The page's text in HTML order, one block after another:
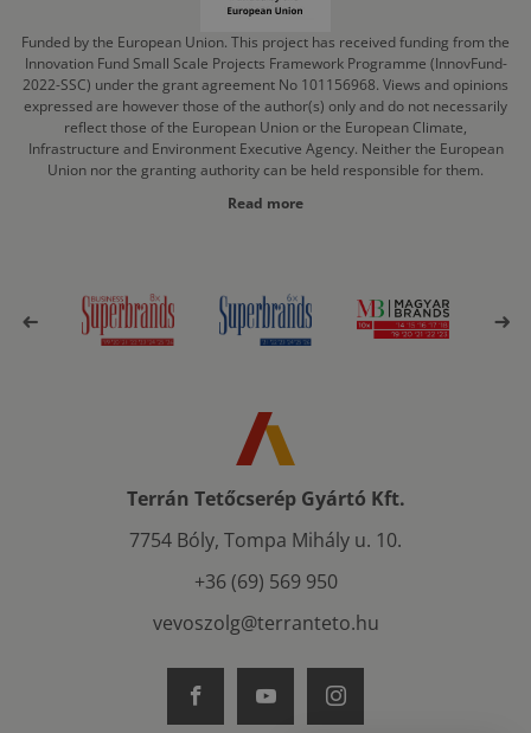
Funded by the European Union. This project has received funding from the
Innovation Fund Small Scale Projects Framework Programme (InnovFund-
2022-SSC) under the grant agreement No 101156968. Views and opinions
expressed are however those of the author(s) only and do not necessarily
reflect those of the European Union or the European Climate,
Infrastructure and Environment Executive Agency. Neither the European
Union nor the granting authority can be held responsible for them.
Read more
Terrán Tetőcserép Gyártó Kft.
7754 Bóly, Tompa Mihály u. 10.
+36 (69) 569 950
vevoszolg@terranteto.hu